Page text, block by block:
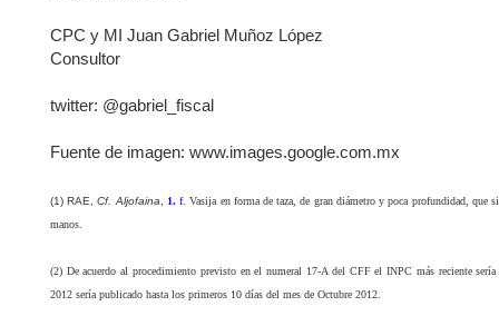
CPC y MI Juan Gabriel Muñoz López
Consultor
twitter: @gabriel_fiscal
Fuente de imagen: www.images.google.com.mx
(1) RAE,Cf. Aljofaina, 1. f. Vasija en forma de taza, de gran diámetro y poca profundidad, que
manos.
(2) De acuerdo al procedimiento previsto en el numeral 17-A del CFF el INPC más reciente
2012 sería publicado hasta los primeros 10 días del mes de Octubre 2012.